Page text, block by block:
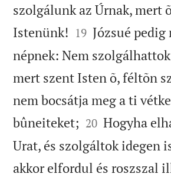
szolgálunk az Úrnak, mert
Istenünk! 

19 Józsué pedig
népnek: Nem
mert szent Isten õ, féltõn
nem bocsátja meg a ti
bûneiteket; 

20 Hogyha
Urat, és szolgáltok idegen
akkor elfordul és roszszal